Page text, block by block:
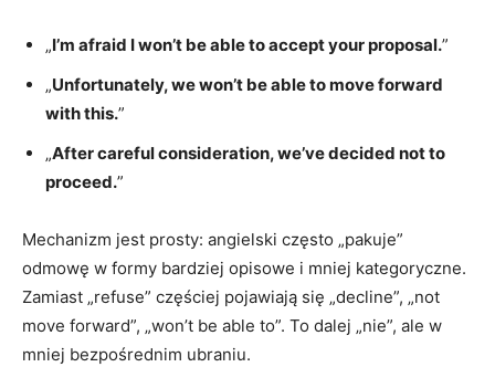
„I’m afraid I won’t be able to accept your proposal.”
„Unfortunately, we won’t be able to move forward
with this.”
„After careful consideration, we’ve decided not to
proceed.”
Mechanizm jest prosty: angielski często „pakuje”
odmowę w formy bardziej opisowe i mniej kategoryczne.
Zamiast „refuse” częściej pojawiają się „decline”, „not
move forward”, „won’t be able to”. To dalej „nie”, ale w
mniej bezpośrednim ubraniu.